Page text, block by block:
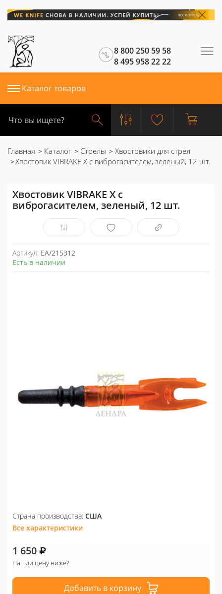
8 800 250 59 58
8 495 958 22 22
Каталог товаров
Главная Каталог Стрелы
Хвостовики для стрел
Хвостовик VIBRAKE X с виброгасителем, зеленый, 12 шт.
Хвостовик VIBRAKE X с
виброгасителем, зеленый, 12 шт.
Артикул: EA/215312
Есть в наличии
Страна производства: США
Все характеристики
1 650
Нашли цену ниже?
Добавить в корзину